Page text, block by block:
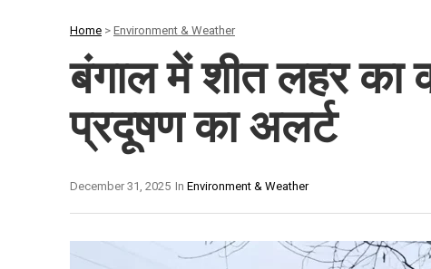
Home > Environment & Weather
बंगाल में शीत लहर का
प्रदूषण का अलर्ट
In Environment & Weather
December 31, 2025